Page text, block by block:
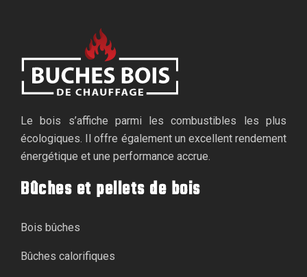
Le bois s’affiche parmi les combustibles les plus
écologiques. Il offre également un excellent rendement
énergétique et une performance accrue.
Bûches et pellets de bois
Bois bûches
Bûches calorifiques